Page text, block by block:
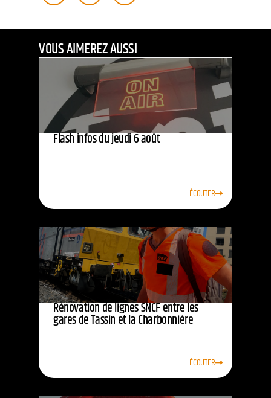
VOUS AIMEREZ AUSSI
Flash infos du jeudi 6 août
ÉCOUTER
Rénovation de lignes SNCF entre les
gares de Tassin et la Charbonnière
ÉCOUTER